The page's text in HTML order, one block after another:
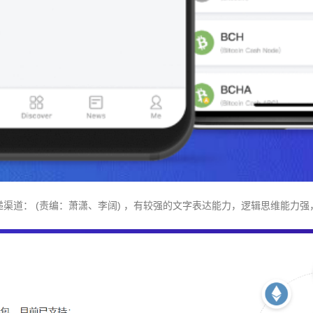
渠道： (责编：萧潇、李阔) ，有较强的文字表达能力，逻辑思维能力强